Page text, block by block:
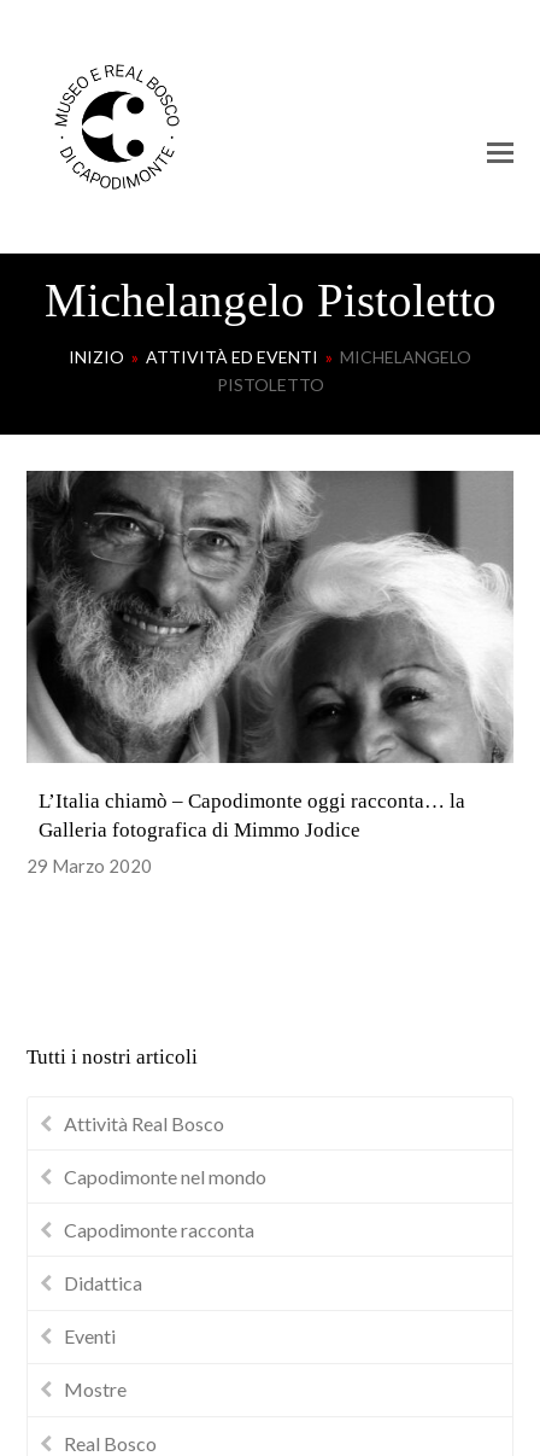
Michelangelo Pistoletto
INIZIO » ATTIVITÀ ED EVENTI » MICHELANGELO
PISTOLETTO
L’Italia chiamò – Capodimonte oggi racconta… la
Galleria fotografica di Mimmo Jodice
29 Marzo 2020
Tutti i nostri articoli
Attività Real Bosco
Capodimonte nel mondo
Capodimonte racconta
Didattica
Eventi
Mostre
Real Bosco